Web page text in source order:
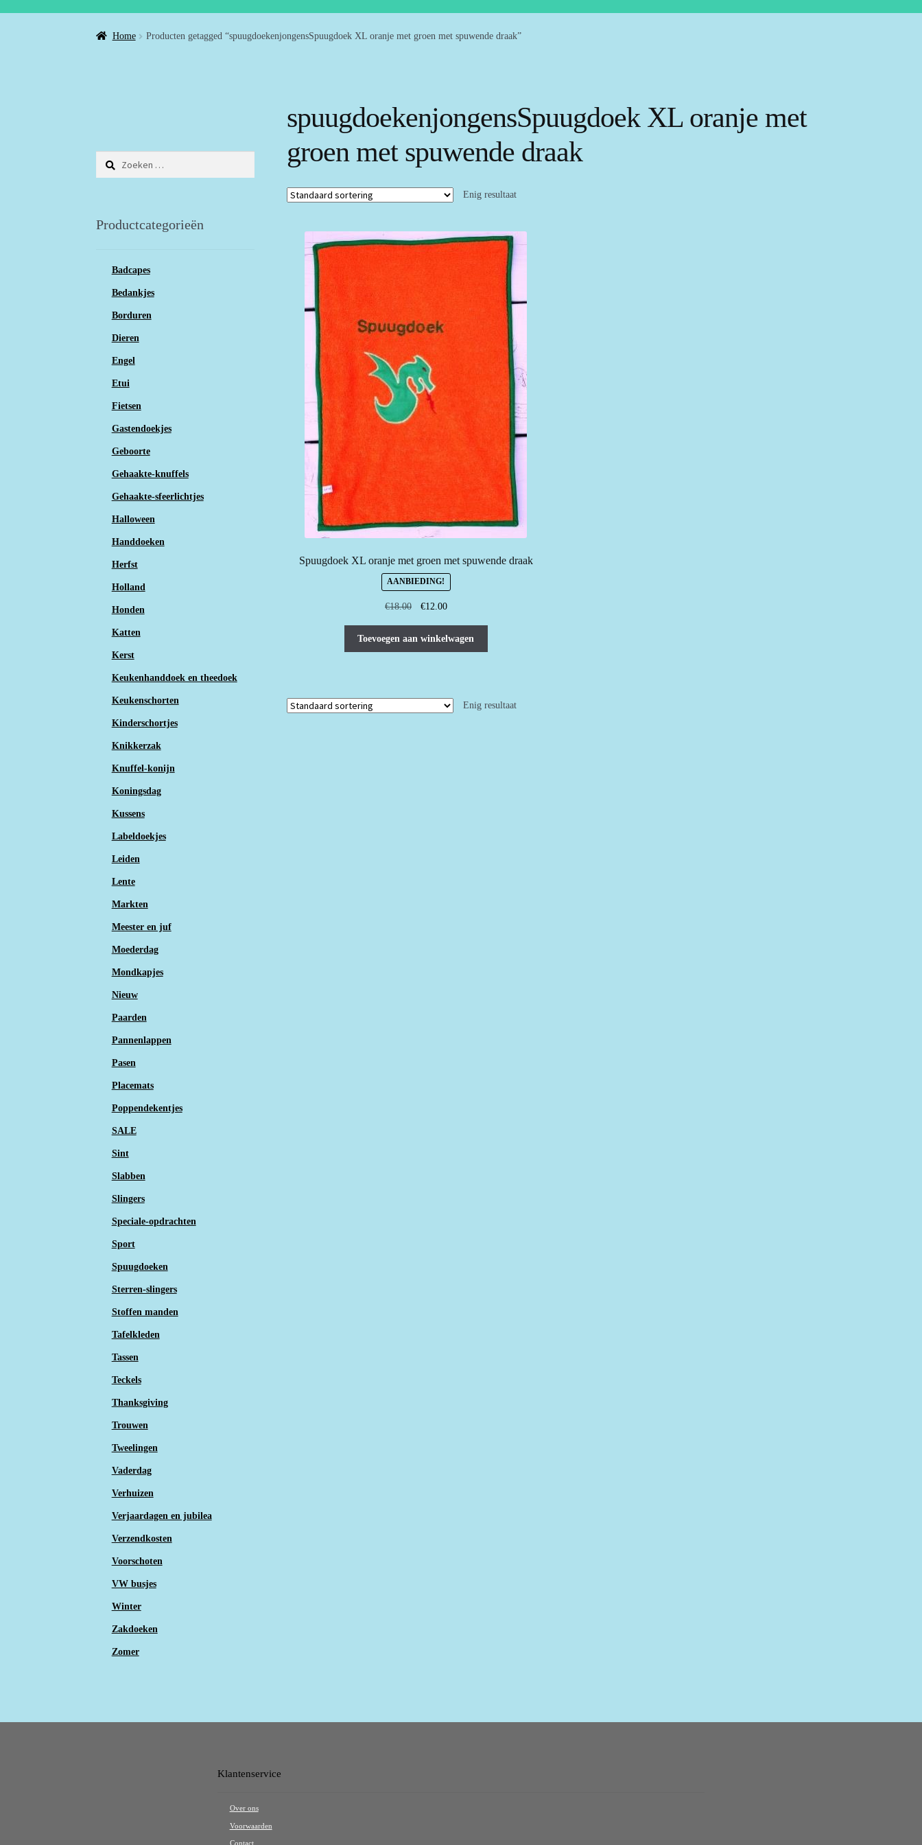
Home Producten getagged “spuugdoekenjongensSpuugdoek XL oranje met groen met spuwende draak”
spuugdoekenjongensSpuugdoek XL oranje met
groen met spuwende draak
Enig resultaat
Spuugdoek XL oranje met groen met spuwende draak
AANBIEDING!
€18.00
Oorspronkelijke
was:
€18.00.
€12.00Huidige
is:
€12.00.
Toevoegen aan winkelwagen
Enig resultaat
naar:
Productcategorieën
Badcapes
Bedankjes
Borduren
Dieren
Engel
Etui
Fietsen
Gastendoekjes
Geboorte
Gehaakte-knuffels
Gehaakte-sfeerlichtjes
Halloween
Handdoeken
Herfst
Holland
Honden
Katten
Kerst
Keukenhanddoek en theedoek
Keukenschorten
Kinderschortjes
Knikkerzak
Knuffel-konijn
Koningsdag
Kussens
Labeldoekjes
Leiden
Lente
Markten
Meester en juf
Moederdag
Mondkapjes
Nieuw
Paarden
Pannenlappen
Pasen
Placemats
Poppendekentjes
SALE
Sint
Slabben
Slingers
Speciale-opdrachten
Sport
Spuugdoeken
Sterren-slingers
Stoffen manden
Tafelkleden
Tassen
Teckels
Thanksgiving
Trouwen
Tweelingen
Vaderdag
Verhuizen
Verjaardagen en jubilea
Verzendkosten
Voorschoten
VW busjes
Winter
Zakdoeken
Zomer
Klantenservice
Over ons
Voorwaarden